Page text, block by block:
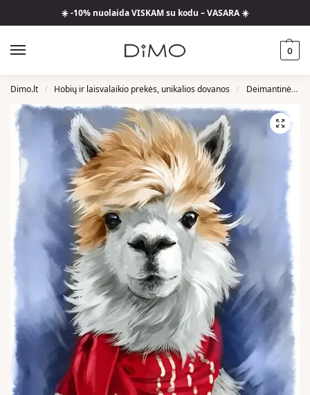
☀️ -10% nuolaida VISKAM su kodu – VASARA ☀️
0
Dimo.lt / Hobių ir laisvalaikio prekės, unikalios dovanos / Deimantinės Mozaikos